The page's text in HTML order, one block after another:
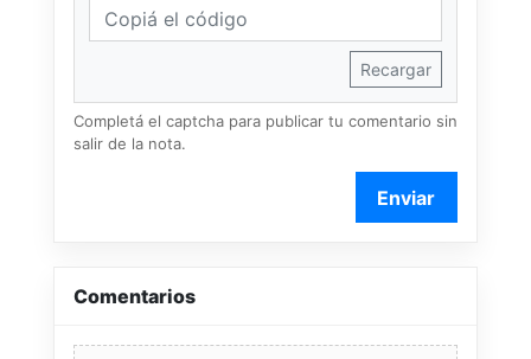
Recargar
Completá el captcha para publicar tu comentario sin
salir de la nota.
Enviar
Comentarios